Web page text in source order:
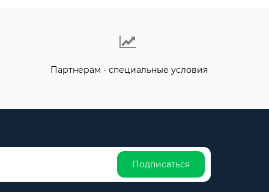
Партнерам - специальные условия
Подписаться